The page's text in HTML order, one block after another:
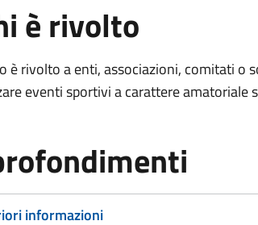
è rivolto
è rivolto a enti, associazioni, comitati o
eventi sportivi a carattere amatoriale
informazioni